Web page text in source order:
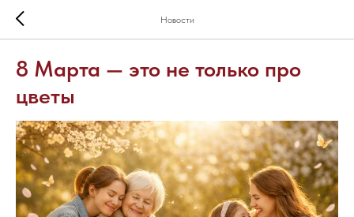
Новости
8 Марта — это не только про
цветы